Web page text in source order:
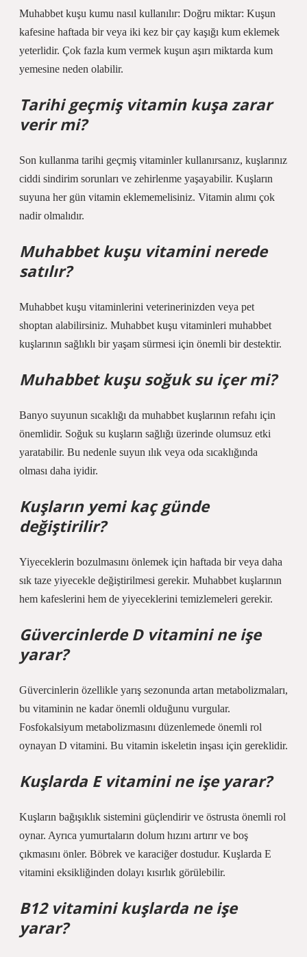
Muhabbet kuşu kumu nasıl kullanılır: Doğru miktar: Kuşun
kafesine haftada bir veya iki kez bir çay kaşığı kum eklemek
yeterlidir. Çok fazla kum vermek kuşun aşırı miktarda kum
yemesine neden olabilir.
Tarihi geçmiş vitamin kuşa zarar
verir mi?
Son kullanma tarihi geçmiş vitaminler kullanırsanız, kuşlarınız
ciddi sindirim sorunları ve zehirlenme yaşayabilir. Kuşların
suyuna her gün vitamin eklememelisiniz. Vitamin alımı çok
nadir olmalıdır.
Muhabbet kuşu vitamini nerede
satılır?
Muhabbet kuşu vitaminlerini veterinerinizden veya pet
shoptan alabilirsiniz. Muhabbet kuşu vitaminleri muhabbet
kuşlarının sağlıklı bir yaşam sürmesi için önemli bir destektir.
Muhabbet kuşu soğuk su içer mi?
Banyo suyunun sıcaklığı da muhabbet kuşlarının refahı için
önemlidir. Soğuk su kuşların sağlığı üzerinde olumsuz etki
yaratabilir. Bu nedenle suyun ılık veya oda sıcaklığında
olması daha iyidir.
Kuşların yemi kaç günde
değiştirilir?
Yiyeceklerin bozulmasını önlemek için haftada bir veya daha
sık taze yiyecekle değiştirilmesi gerekir. Muhabbet kuşlarının
hem kafeslerini hem de yiyeceklerini temizlemeleri gerekir.
Güvercinlerde D vitamini ne işe
yarar?
Güvercinlerin özellikle yarış sezonunda artan metabolizmaları,
bu vitaminin ne kadar önemli olduğunu vurgular.
Fosfokalsiyum metabolizmasını düzenlemede önemli rol
oynayan D vitamini. Bu vitamin iskeletin inşası için gereklidir.
Kuşlarda E vitamini ne işe yarar?
Kuşların bağışıklık sistemini güçlendirir ve östrusta önemli rol
oynar. Ayrıca yumurtaların dolum hızını artırır ve boş
çıkmasını önler. Böbrek ve karaciğer dostudur. Kuşlarda E
vitamini eksikliğinden dolayı kısırlık görülebilir.
B12 vitamini kuşlarda ne işe
yarar?